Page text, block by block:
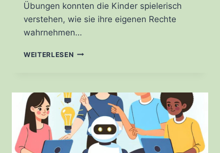
Übungen konnten die Kinder spielerisch
verstehen, wie sie ihre eigenen Rechte
wahrnehmen…
WEITERLESEN BERICHT
AM
EIGENEN
BILD